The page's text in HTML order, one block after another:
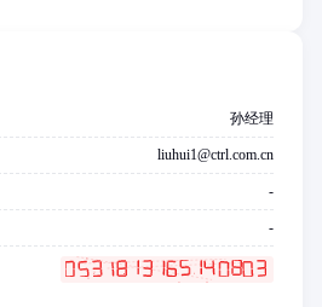
孙经理
liuhui1@ctrl.com.cn
-
-